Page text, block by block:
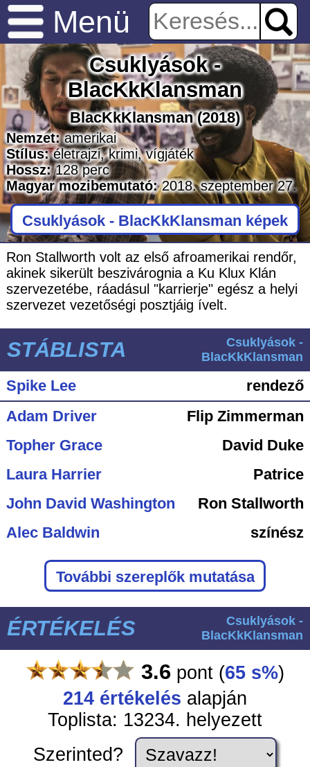
Menü
Csuklyások -
BlacKkKlansman
BlacKkKlansman(2018)
Nemzet: amerikai
Stílus: életrajzi,krimi,vígjáték
Hossz: 128perc
Magyar mozibemutató:2018. szeptember 27.
Csuklyások - BlacKkKlansman képek
Ron Stallworth volt az első afroamerikai rendőr,
akinek sikerült beszivárognia a Ku Klux Klán
szervezetébe, ráadásul "karrierje" egész a helyi
szervezet vezetőségi posztjáig ívelt.
STÁBLISTA
Csuklyások -
BlacKkKlansman
Spike Lee
rendező
Adam Driver
Flip Zimmerman
Topher Grace
David Duke
Laura Harrier
Patrice
John David Washington
Ron Stallworth
Alec Baldwin
színész
További szereplők mutatása
ÉRTÉKELÉS
Csuklyások -
BlacKkKlansman
3.6pont (65 s%)
214 értékelés alapján
Toplista: 13234. helyezett
Szerinted?